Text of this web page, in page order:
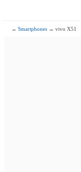
→Smartphones → vivo X51